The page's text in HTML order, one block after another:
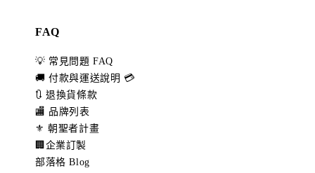
FAQ
💡 常見問題 FAQ
🚚 付款與運送說明 💳
🔃 退換貨條款
🏬 品牌列表
⚜️ 朝聖者計畫
🏢企業訂製
部落格 Blog